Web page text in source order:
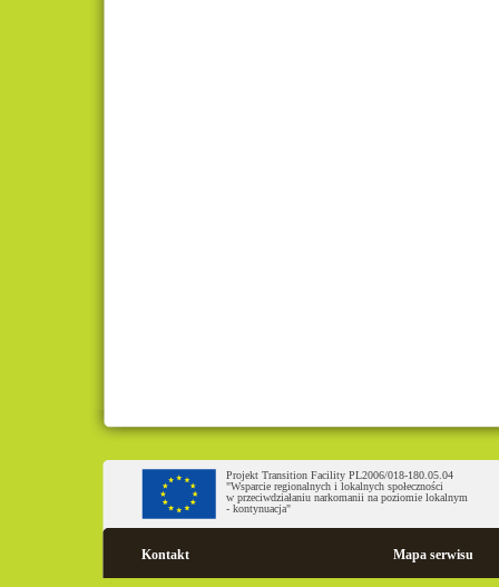
Projekt Transition Facility PL2006/018-180.05.04
"Wsparcie regionalnych i lokalnych społeczności
w przeciwdziałaniu narkomanii na poziomie lokalnym
- kontynuacja"
Kontakt Mapa serwisu